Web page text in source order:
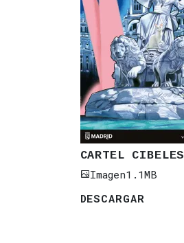
CARTEL CIBELES
Imagen1.1MB
DESCARGAR